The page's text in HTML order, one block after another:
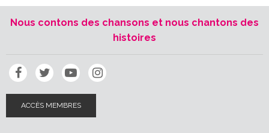
Nous contons des chansons et nous chantons des
histoires
ACCÈS MEMBRES